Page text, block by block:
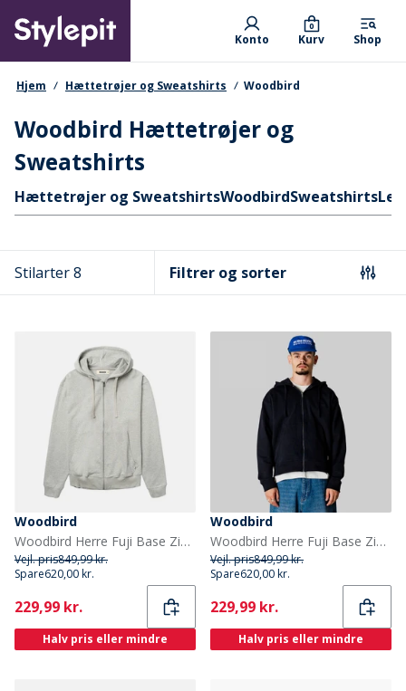
main
content
Primary departments
Konto Kurv
0
Shop
navigationssti
Hjem Hættetrøjer og Sweatshirts Woodbird
Woodbird Hættetrøjer og
Sweatshirts
Hurtige links
Hættetrøjer og SweatshirtsWoodbirdSweatshirts
Stilarter 8 Filtrer og sorter
Woodbird
Woodbird Herre Fuji Base Zip Hættetrøje Light Grey Melange
Vejl. pris849,99 kr.
Spare620,00 kr.
Current
229,99 kr.
Halv pris eller mindre
Woodbird
Woodbird Herre Fuji Base Zip Hættetrøje Sort
Vejl. pris849,99 kr.
Spare620,00 kr.
Current
229,99 kr.
Halv pris eller mindre